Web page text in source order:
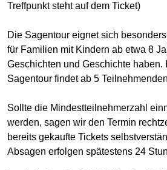
Treffpunkt steht auf dem Ticket)
Die Sagentour eignet sich
für Familien mit Kindern ab etwa 8
Geschichten und Geschichte haben.
Sagentour findet ab 5
Sollte die Mindestteilnehmerzahl
werden, sagen wir den Termin
bereits gekaufte Tickets
Absagen erfolgen spätestens 24